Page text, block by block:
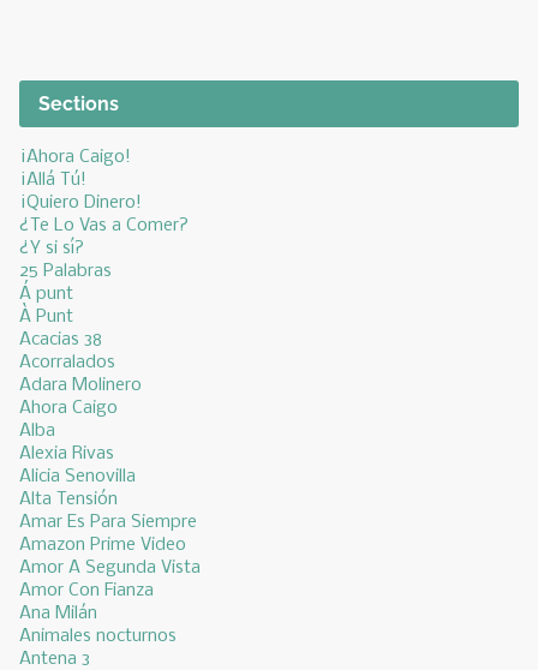
Sections
¡Ahora Caigo!
¡Allá Tú!
¡Quiero Dinero!
¿Te Lo Vas a Comer?
¿Y si sí?
25 Palabras
Á punt
À Punt
Acacias 38
Acorralados
Adara Molinero
Ahora Caigo
Alba
Alexia Rivas
Alicia Senovilla
Alta Tensión
Amar Es Para Siempre
Amazon Prime Video
Amor A Segunda Vista
Amor Con Fianza
Ana Milán
Animales nocturnos
Antena 3